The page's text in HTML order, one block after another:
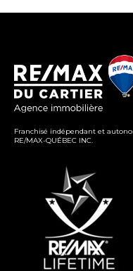
Franchisé indépendant et
RE/MAX-QUÉBEC INC.